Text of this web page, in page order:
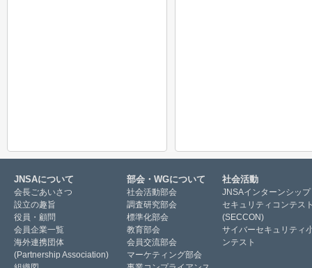
JNSAについて
会長ごあいさつ
設立の趣旨
役員・顧問
会員企業一覧
海外連携団体
(Partnership Association)
部会・WGについて
社会活動部会
調査研究部会
標準化部会
教育部会
会員交流部会
マーケティング部会
社会活動
JNSAインターンシップ
セキュリティコンテス
(SECCON)
サイバーセキュリティ
ンテスト